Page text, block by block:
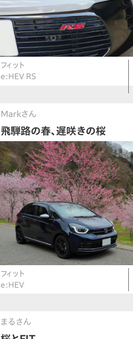
フィット
e:HEV RS
Markさん
飛騨路の春、遅咲きの桜
フィット
e:HEV
まるさん